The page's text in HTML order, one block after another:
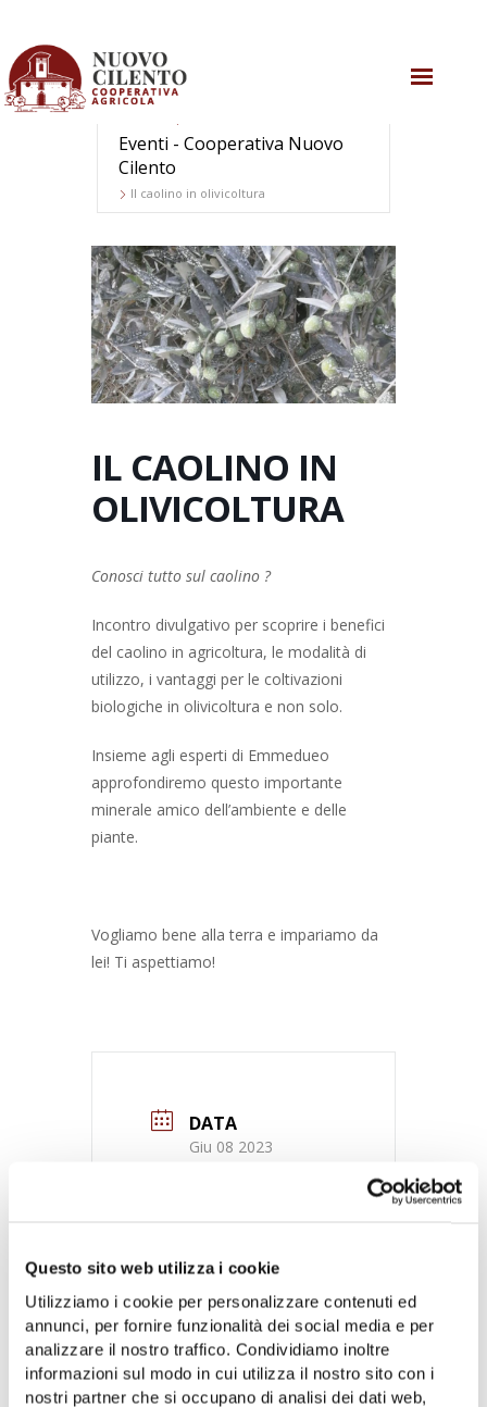
Questo sito web utilizza i cookie
Utilizziamo i cookie per personalizzare contenuti ed
annunci, per fornire funzionalità dei social media e per
analizzare il nostro traffico. Condividiamo inoltre
informazioni sul modo in cui utilizza il nostro sito con i
nostri partner che si occupano di analisi dei dati web,
CHI SIAMO
COSA SAPPIAMO
AGRICOLTURA RIGENERATIVA
COSA SUCCEDE
CONTATTI
Eventi - Cooperativa Nuovo
Cilento
Il caolino in olivicoltura
IL CAOLINO IN
OLIVICOLTURA
Conosci tutto sul caolino ?
Incontro divulgativo per scoprire i benefici
del caolino in agricoltura, le modalità di
utilizzo, i vantaggi per le coltivazioni
biologiche in olivicoltura e non solo.
Insieme agli esperti di Emmedueo
approfondiremo questo importante
minerale amico dell’ambiente e delle
piante.
Vogliamo bene alla terra e impariamo da
lei! Ti aspettiamo!
DATA
Giu 08 2023
18:00
LUOGO
Coop. Nuovo Cilento